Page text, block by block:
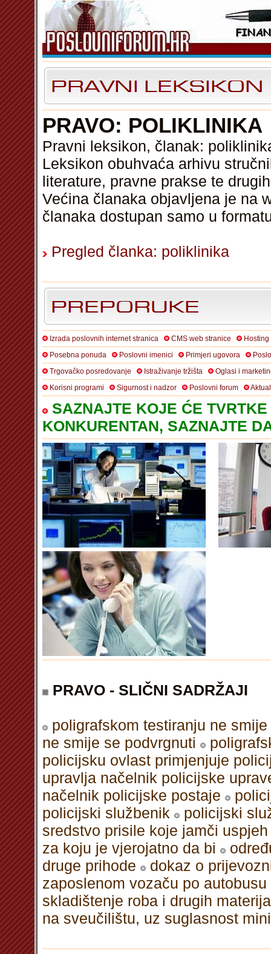
PRAVO: POLIKLINIKA
Pravni leksikon, članak:
Leksikon obuhvaća arhivu
literature, pravne prakse te
Većina članaka objavljena je na
članaka dostupan samo u
Pregled članka: poliklinika
Izrada poslovnih internet stranica CMS web stranice
Posebna ponuda
Poslovni imenici Primjeri ugovora
Trgovačko posredovanje
Istraživanje tržišta
Oglasi i
Korisni programi
Sigurnost i nadzor Poslovni forum
SAZNAJTE KOJE ĆE
KONKURENTAN, SAZNAJTE
PRAVO - SLIČNI SADRŽAJI
poligrafskom testiranju ne
ne smije se podvrgnuti
policijsku ovlast primjenjuje
upravlja načelnik policijske
načelnik policijske postaje
policijski službenik
policijski
sredstvo prisile koje jamči uspjeh
za koju je vjerojatno da bi
druge prihode
dokaz o
zaposlenom vozaču po autobusu
skladištenje roba i drugih
na sveučilištu, uz suglasnost